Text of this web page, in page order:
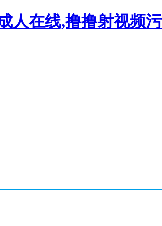
人在线,撸撸射视频